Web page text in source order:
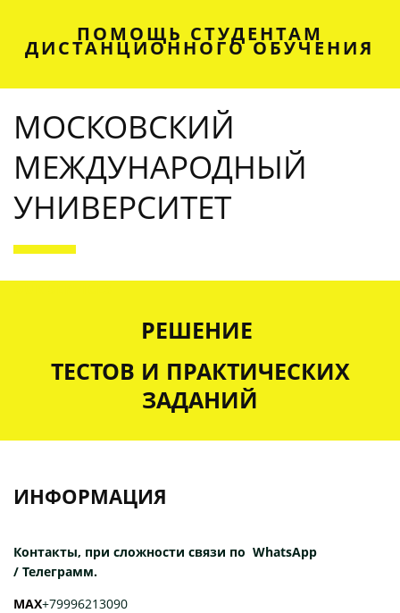
ПОМОЩЬ СТУДЕНТАМ
ДИСТАНЦИОННОГО ОБУЧЕНИЯ
МОСКОВСКИЙ
МЕЖДУНАРОДНЫЙ
УНИВЕРСИТЕТ
РЕШЕНИЕ
ТЕСТОВ И ПРАКТИЧЕСКИХ
ЗАДАНИЙ
ИНФОРМАЦИЯ
Контакты, при сложности связи по WhatsApp
/ Телеграмм.
МАХ+79996213090